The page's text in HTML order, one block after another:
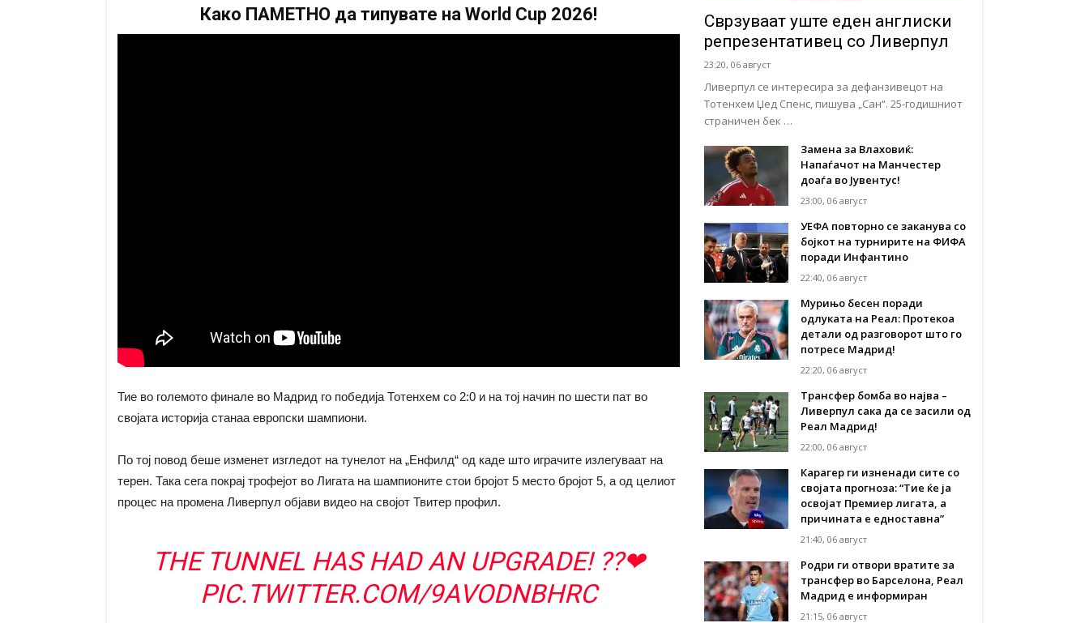
Како ПАМЕТНО да типувате на World Cup 2026!
Тие во големото финале во Мадрид го победија Тотенхем со 2:0 и на тој начин по шести пат во
својата историја станаа европски шампиони.
По тој повод беше изменет изгледот на тунелот на „Енфилд“ од каде што играчите излегуваат на
терен. Така сега покрај трофејот во Лигата на шампионите стои бројот 5 место бројот 5, а од целиот
процес на промена Ливерпул објави видео на својот Твитер профил.
THE TUNNEL HAS HAD AN UPGRADE! ??❤
PIC.TWITTER.COM/9AVODNBHRC
Сврзуваат уште еден англиски
репрезентативец со Ливерпул
23:20, 06 август
Ливерпул се интересира за дефанзивецот на
Тотенхем Џед Спенс, пишува „Сан“. 25-годишниот
страничен бек …
Замена за Влаховиќ:
Напаѓачот на Манчестер
доаѓа во Јувентус!
23:00, 06 август
УЕФА повторно се заканува со
бојкот на турнирите на ФИФА
поради Инфантино
22:40, 06 август
Мурињо бесен поради
одлуката на Реал: Протекоа
детали од разговорот што го
потресе Мадрид!
22:20, 06 август
Трансфер бомба во најва –
Ливерпул сака да се засили од
Реал Мадрид!
22:00, 06 август
Карагер ги изненади сите со
својата прогноза: “Тие ќе ја
освојат Премиер лигата, а
причината е едноставна”
21:40, 06 август
Родри ги отвори вратите за
трансфер во Барселона, Реал
Мадрид е информиран
21:15, 06 август